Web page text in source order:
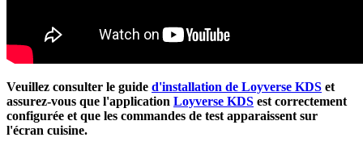
Veuillez consulter le guide d'installation de Loyverse KDS et
assurez-vous que l'application Loyverse KDS est correctement
configurée et que les commandes de test apparaissent sur
l'écran cuisine.